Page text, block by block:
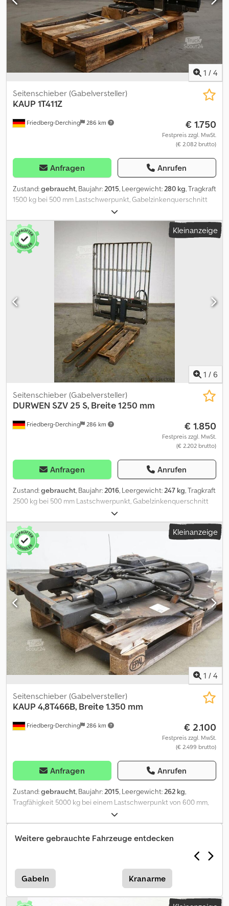
Eigenschwerpunkt: 165. Credpszrqb Tjfx Ab Ref
1 / 4
Friedberg-Derching 286 km
Seitenschieber (Gabelversteller)
KAUP 1T411Z
€ 1.750
Festpreis zzgl. MwSt.
(€ 2.082 brutto)
Anfragen Anrufen
Zustand:gebraucht, Baujahr:2015, Leergewicht:280 kg, Tragkraft
1500 kg bei 500 mm Lastschwerpunkt, Gabelzinkenquerschnitt
100 x 40 mm, Gabelzinkenlänge: 1000 mm, Baubreite: 1130 mm,
Öffnungsbereich: 350-1700 mm, Aufhängung: FEM2A, Vorbaumaß:
138 mm, Eigenschwerpunkt: 148 mm, gebrauchtes Kaup
Zinkenverstellgerät 1T411Z mit integriertem Seitenschub +/- 100
mm, Seitenschub unabhängig vom Öffnungsbereich. GZ-mit
Hardox verschleißblech. Gabelträgerbreite: 1130 mm,
Gabelzinkenlänge: 1000 mm, Lastschwerpunkt: 500 mm,
Eigenschwerpunkt: 148 mm. Codpezp Sg Ejfx Ab Rjrf
Kleinanzeige
1 / 6
Friedberg-Derching 286 km
Seitenschieber (Gabelversteller)
DURWEN SZV 25 S, Breite 1250 mm
€ 1.850
Festpreis zzgl. MwSt.
(€ 2.202 brutto)
Anfragen Anrufen
Zustand:gebraucht, Baujahr: 2016, Leergewicht: 247 kg, Tragkraft
2500 kg bei 500 mm Lastschwerpunkt, Gabelzinkenquerschnitt
100 x 45 mm, Gabelzinkenlänge: 1600 mm, Baubreite: 1250 mm,
Öffnungsbereich: 320 - 1150 mm, Aufhängung: FEM2A, Vorbaumaß:
77 mm, Eigenschwerpunkt: 80 mm, gebrauchtes DURWEN SZV 25
S Zinkenverstellgerät ohne Seitenschub, Öffnungsbereich
Zinkenverstellgerät: 320 - 1150 mm, Baubreite 1150 mm, mit
Lastschutzgitter, inkl. Schläuche, inkl. Gabelzinken 1600x100x45
mm FEM II A , forkCarriageWidth: 1250, forkLength: 1600,
loadCentreOfGravity: 500, ownCentre: 80 Csdpfx Abozp Sb Ne
Rerf
Kleinanzeige
1 / 4
Friedberg-Derching 286 km
Seitenschieber (Gabelversteller)
KAUP 4,8T466B, Breite 1.350 mm
€ 2.100
Festpreis zzgl. MwSt.
(€ 2.499 brutto)
Anfragen Anrufen
Zustand:gebraucht, Baujahr:2015, Leergewicht:262 kg,
Tragfähigkeit 5000 kg bei einem Lastschwerpunkt von 600 mm,
Bauhöhe: 1350 mm, Öffnungsbereich: 180 - 1.180 mm, Aufhängung:
FEM3, Ausladung: 153 mm, Eigenschwerpunkt: 69 mm, gebrauchte
KAUP 4,8T466B Gabelverstellvorrichtung mit separatem
Seitenschub +/- 100 mm, Bauhöhe 1.350 mm, ISO FEM3,
Schnellwechselvorrichtung, passend für
Schnellwechselvorrichtungen bis zum Querschnitt 120x50 mm,
inkl. Schläuche, Gabelträgerbreite: 1350, Lastschwerpunkt: 600,
Eigenschwerpunkt: 69. Credpfxszpggge Ab Rof
Weitere gebrauchte Fahrzeuge entdecken
Gabeln Kranarme